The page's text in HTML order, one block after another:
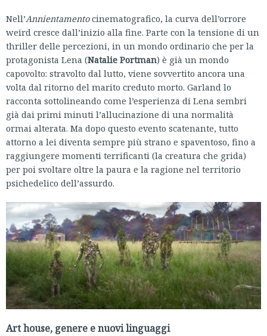
Nell’Annientamentocinematografico, la curva dell’orrore
weird cresce dall’inizio alla fine. Parte con la tensione di un
thriller delle percezioni, in un mondo ordinario che per la
protagonista Lena (Natalie Portman) è già un mondo
capovolto: stravolto dal lutto, viene sovvertito ancora una
volta dal ritorno del marito creduto morto. Garland lo
racconta sottolineando come l’esperienza di Lena sembri
già dai primi minuti l’allucinazione di una normalità
ormai alterata. Ma dopo questo evento scatenante, tutto
attorno a lei diventa sempre più strano e spaventoso, fino a
raggiungere momenti terrificanti (la creatura che grida)
per poi svoltare oltre la paura e la ragione nel territorio
psichedelico dell’assurdo.
Art house, genere e nuovi linguaggi